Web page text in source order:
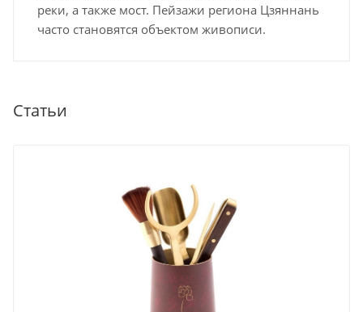
реки, а также мост. Пейзажи региона Цзяннань
часто становятся объектом живописи.
Статьи